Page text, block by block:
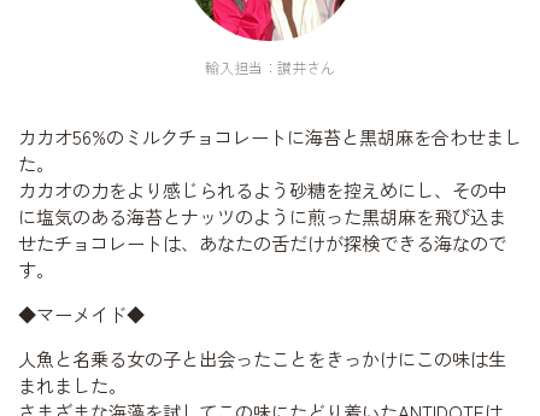
輸入担当：讃井さん
カカオ56%のミルクチョコレートに海苔と黒胡麻を合わせまし
た。
カカオの力をより感じられるよう砂糖を控えめにし、その中
に塩気のある海苔とナッツのように煎った黒胡麻を飛び込ま
せたチョコレートは、あなたの舌だけが探検できる海なので
す。
◆マーメイド◆
人魚と名乗る女の子と出会ったことをきっかけにこの味は生
まれました。